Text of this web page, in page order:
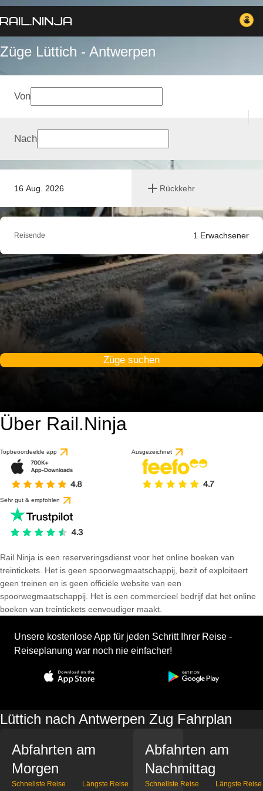
Züge Lüttich - Antwerpen
16 Aug. 2026 Rückkehr
Von
Nach
Reisende 1 Erwachsener
Züge suchen
Über Rail.Ninja
Topbeoordeelde app Ausgezeichnet
Sehr gut & empfohlen
Rail Ninja is een reserveringsdienst voor het online boeken van
treintickets. Het is geen spoorwegmaatschappij, bezit of exploiteert
geen treinen en is geen officiële website van een
spoorwegmaatschappij. Het is een commercieel bedrijf dat het online
boeken van treintickets eenvoudiger maakt.
Unsere kostenlose App für jeden Schritt Ihrer Reise -
Reiseplanung war noch nie einfacher!
Lüttich nach Antwerpen Zug Fahrplan
Abfahrten am
Morgen
Schnellste Reise Längste Reise
Abfahrten am
Nachmittag
Schnellste Reise Längste Reise